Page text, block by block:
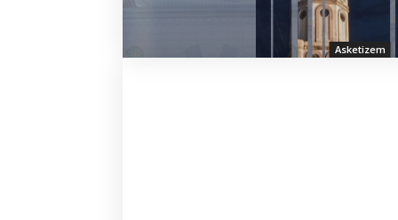
Asketizem